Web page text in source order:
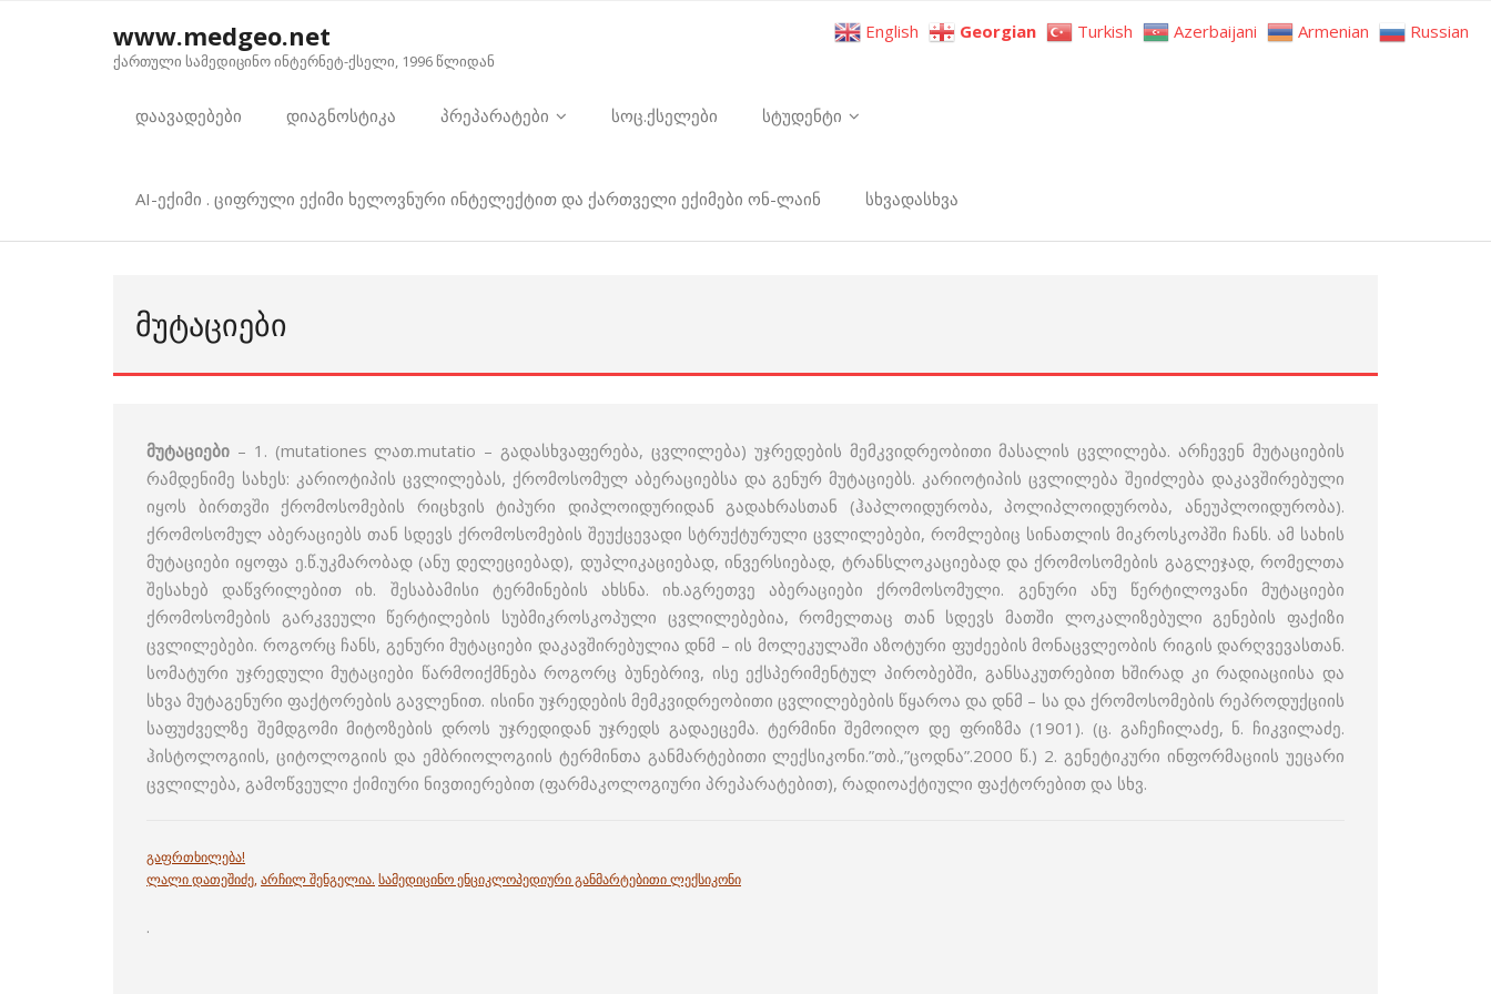
www.medgeo.net
ქართული სამედიცინო ინტერნეტ-ქსელი, 1996 წლიდან
დაავადებები დიაგნოსტიკა პრეპარატები სოც.ქსელები სტუდენტი
AI-ექიმი . ციფრული ექიმი ხელოვნური ინტელექტით და ქართველი ექიმები ონ-ლაინ სხვადასხვა
ᲛᲣᲢᲐᲪᲘᲔᲑᲘ
მუტაციები – 1. (mutationes ლათ.mutatio – გადასხვაფერება, ცვლილება) უჯრედების მემკვიდრეობითი მასალის ცვლილება. არჩევენ მუტაციების
რამდენიმე სახეს: კარიოტიპის ცვლილებას, ქრომო­სომულ აბერაციებსა და გენურ მუტაციებს. კარიოტიპის ცვლილება შეიძლება დაკავშირებული
იყოს ბირთვში ქრომოსომების რიცხვის ტიპური დიპ­ლოიდურიდან გადახრასთან (ჰაპლოიდურობა, პოლიპლოი­დურობა, ანეუპლოიდურობა).
ქრომოსომულ აბერაციებს თან სდევს ქრომო­სომების შეუქცევადი სტრუქტურული ცვლილებები, რომ­ლებიც სინათლის მიკროსკოპში ჩანს. ამ სახის
მუტაციები იყოფა ე.წ.უკმარობად (ანუ დელეციებად), დუპლიკაციებად, ინვერსიებად, ტრანსლოკაციებად და ქრომოსომების გაგლეჯად, რომელთა
შესახებ დაწვრილებით იხ. შესაბამისი ტერმინების ახსნა. იხ.აგრეთვე აბერაციები ქრომოსომული. გენური ანუ წერტილოვანი მუტაციები
ქრომოსომების გარკვეული წერტილების სუბმიკროსკოპული ცვლილებებია, რომელთაც თან სდევს მათში ლოკალიზებული გენების ფაქიზი
ცვლილებები. როგორც ჩანს, გენური მუტაციები დაკავშირებულია დნმ – ის მოლეკუ­ლაში აზოტური ფუძეების მონაცვლეობის რიგის დარღვევასთან.
სო­მატური უჯრედული მუტაციები წარმოიქმნება როგორც ბუნებრივ, ისე ექსპე­რიმენტულ პირობებში, განსაკუთრებით ხშირად კი რადიაციისა და
სხვა მუტაგენური ფაქტორების გავლენით. ისინი უჯრედების მემკვიდ­რეობითი ცვლილებების წყაროა და დნმ – სა და ქრომოსომების რეპრო­დუქციის
საფუძველზე შემდგომი მიტოზების დროს უჯრედიდან უჯ­რედს გადაეცემა. ტერმინი შემოიღო დე ფრიზმა (1901). (ც. გაჩეჩილაძე, ნ. ჩიკვილაძე.
ჰისტოლოგიის, ციტოლოგიის და ემბრიოლოგიის ტერმინთა განმარტებითი ლექსიკონი.”თბ.,”ცოდნა”.2000 წ.) 2. გენეტიკური ინფორმაციის უეცარი
ცვლილება, გამოწვეული ქიმიური ნივთიერებით (ფარმაკოლოგიური პრეპარატებით), რადიოაქტიული ფაქტორებით და სხვ.
გაფრთხილება!
ლალი დათეშიძე,არჩილ შენგელია. სამედიცინო ენციკლოპედიური განმარტებითი ლექსიკონი
.
English Georgian Turkish Azerbaijani Armenian Russian